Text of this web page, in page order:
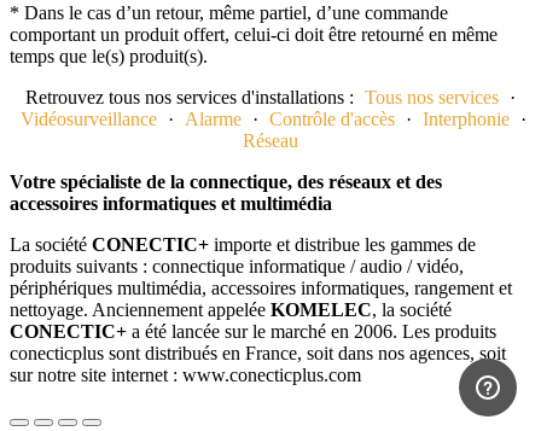
* Dans le cas d’un retour, même partiel, d’une commande
comportant un produit offert, celui-ci doit être retourné en même
temps que le(s) produit(s).
Retrouvez tous nos services d'installations : Tous nos services ·
Vidéosurveillance · Alarme · Contrôle d'accès · Interphonie ·
Réseau
Votre spécialiste de la connectique, des réseaux et des
accessoires informatiques et multimédia
La société CONECTIC+ importe et distribue les gammes de
produits suivants : connectique informatique / audio / vidéo,
périphériques multimédia, accessoires informatiques, rangement et
nettoyage. Anciennement appelée KOMELEC, la société
CONECTIC+ a été lancée sur le marché en 2006. Les produits
conecticplus sont distribués en France, soit dans nos agences, soit
sur notre site internet : www.conecticplus.com